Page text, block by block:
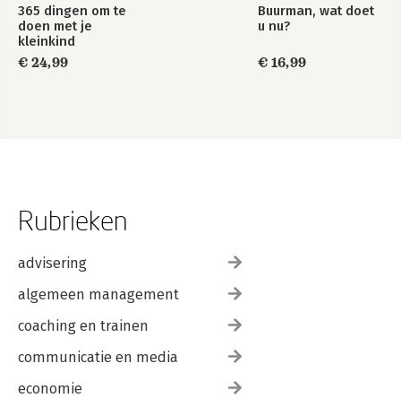
365 dingen om te
doen met je
kleinkind
€ 24,99
Buurman, wat doet
u nu?
€ 16,99
Rubrieken
advisering
algemeen management
coaching en trainen
communicatie en media
economie